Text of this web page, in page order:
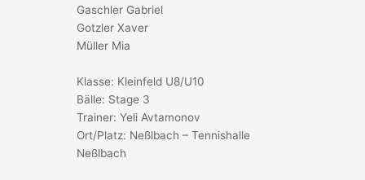
Gaschler Gabriel
Gotzler Xaver
Müller Mia
Klasse: Kleinfeld U8/U10
Bälle: Stage 3
Trainer: Yeli Avtamonov
Ort/Platz: Neßlbach – Tennishalle
Neßlbach